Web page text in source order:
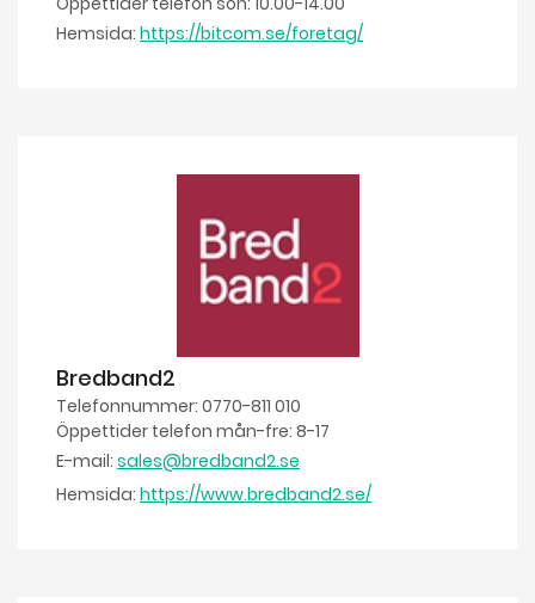
Hemsida: https://bitcom.se/foretag/
Bredband2
Telefonnummer: 0770-811 010
Öppettider telefon mån-fre: 8-17
E-mail: sales@bredband2.se
Hemsida: https://www.bredband2.se/